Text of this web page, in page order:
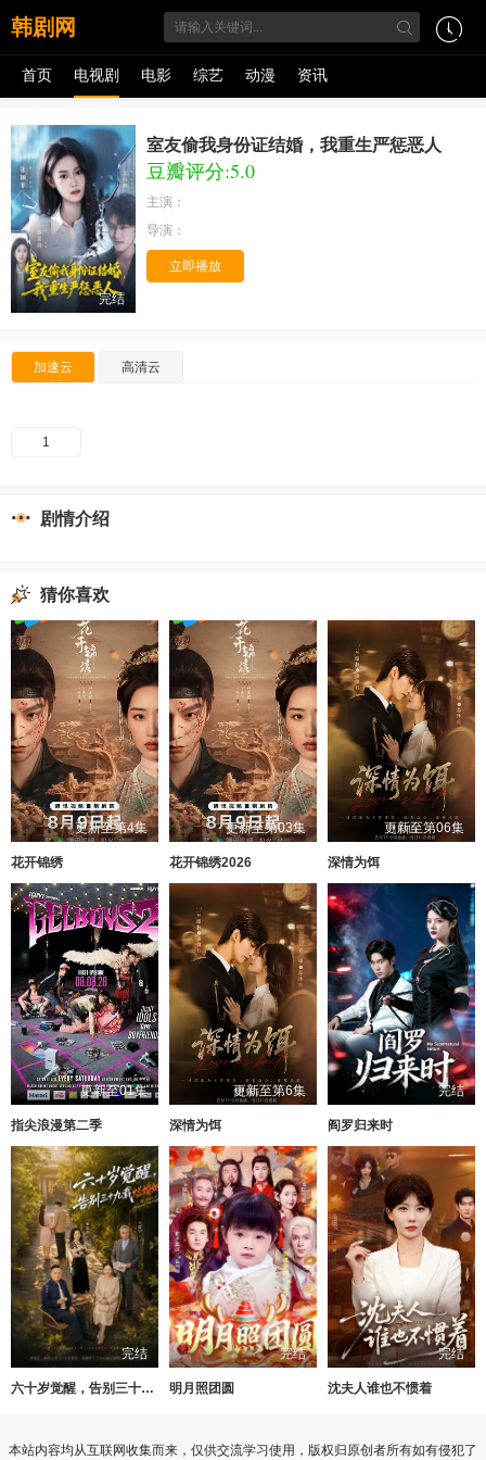
韩剧网
首页 电视剧 电影 综艺 动漫 资讯
完结
室友偷我身份证结婚，我重生严惩恶人
豆瓣评分:5.0
主演：
导演：
立即播放
加速云 高清云
1
剧情介绍
猜你喜欢
更新至第4集
花开锦绣
更新至第03集
花开锦绣2026
更新至第06集
深情为饵
更新至01集
指尖浪漫第二季
更新至第6集
深情为饵
完结
阎罗归来时
完结
六十岁觉醒，告别三十九载烂婚姻
完结
明月照团圆
完结
沈夫人谁也不惯着
本站内容均从互联网收集而来，仅供交流学习使用，版权归原创者所有如有侵犯了